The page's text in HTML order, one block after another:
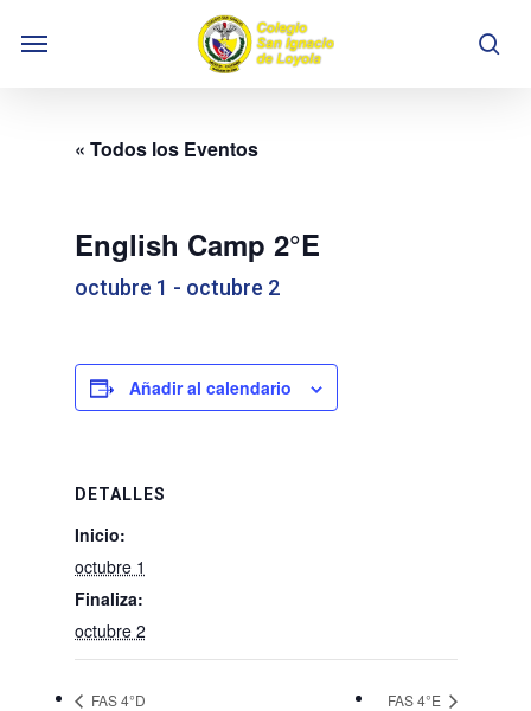
Menu
« Todos los Eventos
English Camp 2°E
octubre 1 - octubre 2
Añadir al calendario
DETALLES
Inicio:
octubre 1
Finaliza:
octubre 2
FAS 4°D FAS 4°E